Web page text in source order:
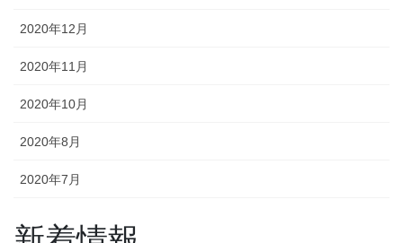
2020年12月
2020年11月
2020年10月
2020年8月
2020年7月